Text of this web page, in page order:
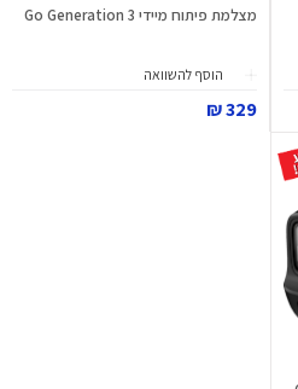
מצלמת פיתוח מיידי Go Generation 3
הוסף להשוואה
329 ₪